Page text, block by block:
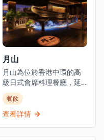
月山
月山為位於香港中環的高
級日式會席料理餐廳，延
續米芝蓮星級日本料理的
血統。餐廳佔地3,000平方
呎，由資深廚藝團隊領
餐飲
查看詳情